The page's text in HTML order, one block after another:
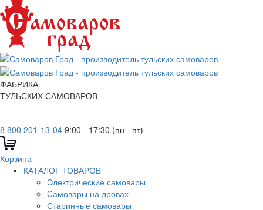
ФАБРИКА
ТУЛЬСКИХ САМОВАРОВ
8 800 201-13-04 9:00 - 17:30 (пн - пт)
Корзина
КАТАЛОГ ТОВАРОВ
Электрические самовары
Cамовары на дровах
Старинные самовары